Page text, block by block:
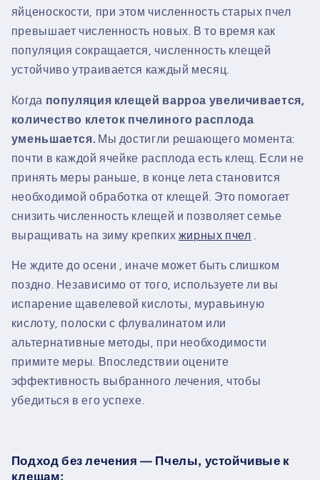
яйценоскости, при этом численность старых пчел
превышает численность новых. В то время как
популяция сокращается, численность клещей
устойчиво утраивается каждый месяц.
Когда популяция клещей варроа увеличивается,
количество клеток пчелиного расплода
уменьшается. Мы достигли решающего момента:
почти в каждой ячейке расплода есть клещ.
Если не
принять меры раньше, в конце лета становится
необходимой обработка от клещей. Это помогает
снизить численность клещей и позволяет семье
выращивать на зиму крепких жирных пчел
Не ждите доосени , иначе может быть слишком
поздно. Независимо от того, используете ли вы
испарение щавелевой кислоты, муравьиную
кислоту, полоски с флувалинатом или
альтернативные методы, при необходимости
примите меры. Впоследствии оцените
эффективность выбранного лечения, чтобы
убедиться в его успехе.
Подход без лечения — Пчелы, устойчивые к
клещам: